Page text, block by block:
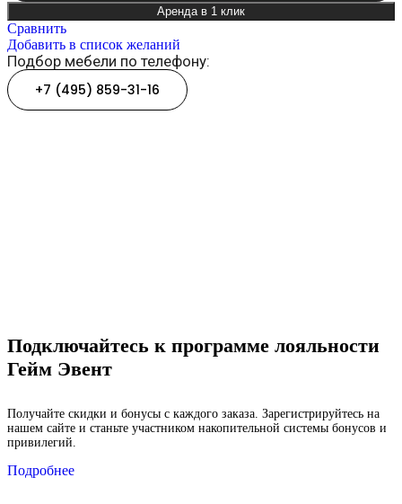
Аренда в 1 клик
Сравнить
Добавить в список желаний
Подбор мебели по телефону:
+7 (495) 859-31-16
Подключайтесь к программе лояльности
Гейм Эвент
Получайте скидки и бонусы с каждого заказа. Зарегистрируйтесь на
нашем сайте и станьте участником накопительной системы бонусов и
привилегий.
Подробнее